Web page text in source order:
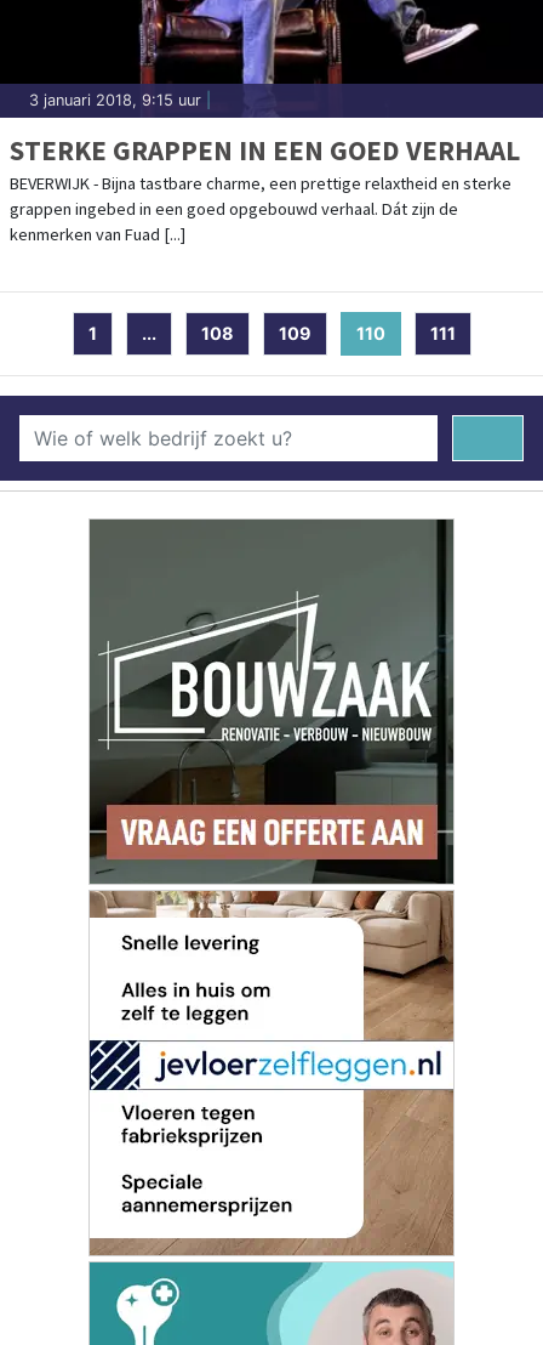
3 januari 2018, 9:15 uur
STERKE GRAPPEN IN EEN GOED VERHAAL
BEVERWIJK - Bijna tastbare charme, een prettige relaxtheid en sterke
grappen ingebed in een goed opgebouwd verhaal. Dát zijn de
kenmerken van Fuad [...]
1 ... 108 109 110 (current)
111